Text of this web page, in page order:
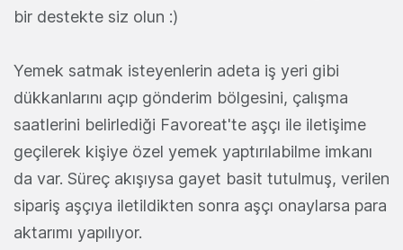
bir destekte siz olun :)
Yemek satmak isteyenlerin adeta iş yeri gibi
dükkanlarını açıp gönderim bölgesini, çalışma
saatlerini belirlediği Favoreat'te aşçı ile iletişime
geçilerek kişiye özel yemek yaptırılabilme imkanı
da var. Süreç akışıysa gayet basit tutulmuş, verilen
sipariş aşçıya iletildikten sonra aşçı onaylarsa para
aktarımı yapılıyor.